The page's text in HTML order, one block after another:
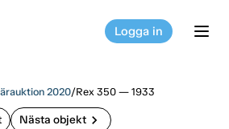
Logga in
2020/Rex 350 — 1933
Nästa objekt chevron_right